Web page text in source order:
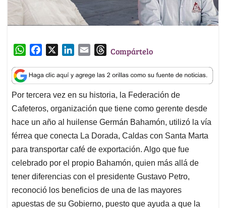
W
a
t
s
A
p
p
c
e
b
o
o
k
n
k
e
d
I
n
a
i
l
T
r
e
a
d
s
Compártelo
Por tercera vez en su historia, la Federación de
Cafeteros, organización que tiene como gerente desde
hace un año al huilense Germán Bahamón, utilizó la vía
férrea que conecta La Dorada, Caldas con Santa Marta
para transportar café de exportación. Algo que fue
celebrado por el propio Bahamón, quien más allá de
tener diferencias con el presidente Gustavo Petro,
reconoció los beneficios de una de las mayores
apuestas de su Gobierno, puesto que ayuda a que la